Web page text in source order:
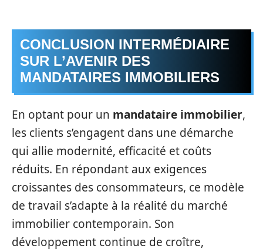
CONCLUSION INTERMÉDIAIRE
SUR L’AVENIR DES
MANDATAIRES IMMOBILIERS
En optant pour un mandataire immobilier,
les clients s’engagent dans une démarche
qui allie modernité, efficacité et coûts
réduits. En répondant aux exigences
croissantes des consommateurs, ce modèle
de travail s’adapte à la réalité du marché
immobilier contemporain. Son
développement continue de croître,